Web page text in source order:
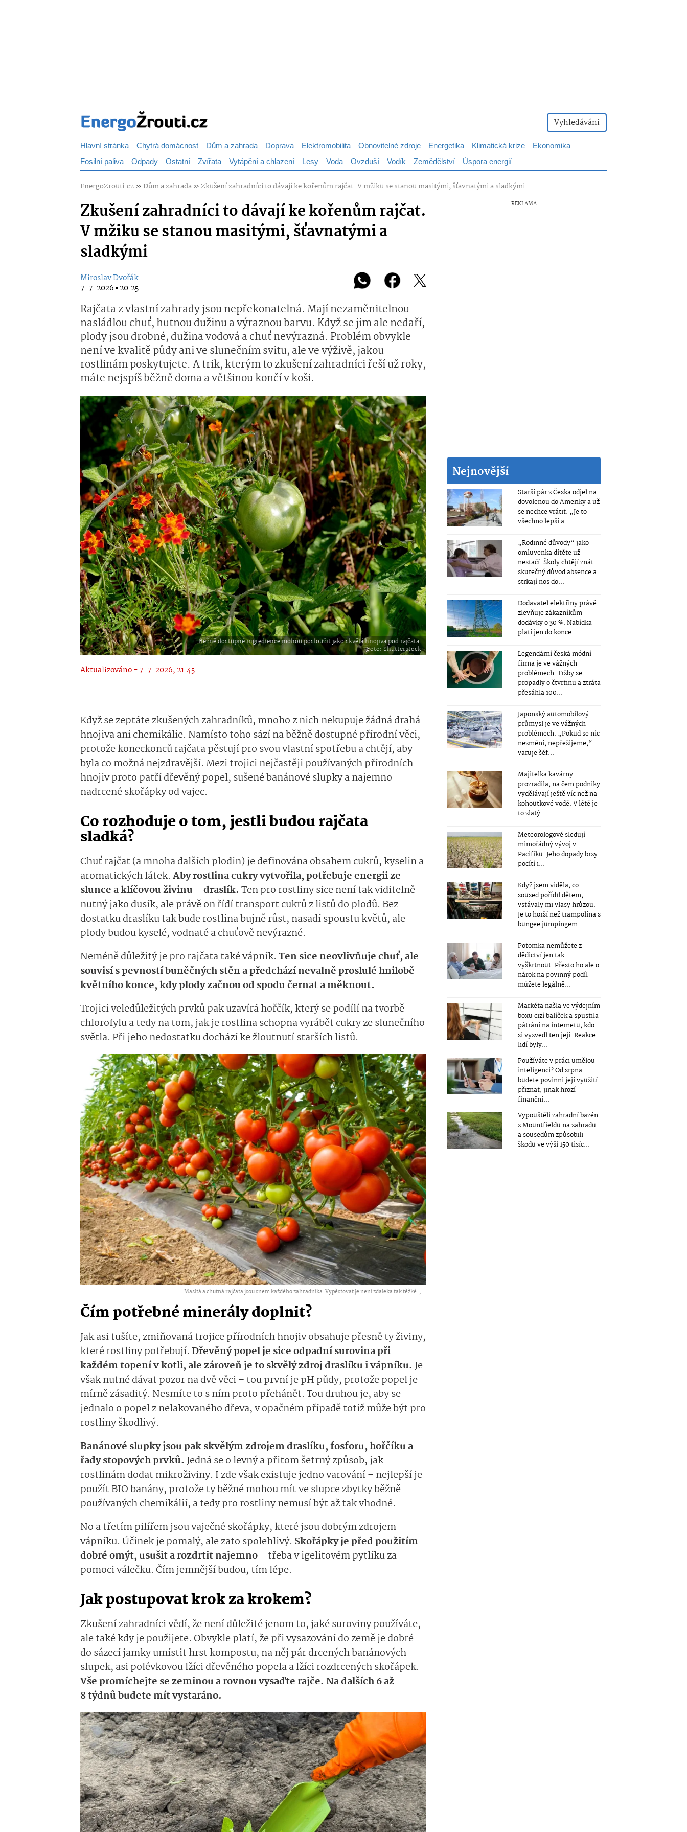
Vyhledávání
Hlavní stránka Chytrá domácnost Dům a zahrada Doprava Elektromobilita Obnovitelné zdroje Energetika Klimatická krize
Ekonomika
Fosilní paliva Odpady Ostatní Zvířata Vytápění a chlazení Lesy Voda Ovzduší Vodík Zemědělství Úspora energií
EnergoZrouti.cz»Dům a zahrada»Zkušení zahradníci to dávají ke kořenům rajčat. V mžiku se stanou masitými, šťavnatými a sladkými
Zkušení zahradníci to dávají ke kořenům rajčat.
V mžiku se stanou masitými, šťavnatými a
sladkými
Miroslav Dvořák
7. 7. 2026 ▪ 20:25
Rajčata z vlastní zahrady jsou nepřekonatelná. Mají nezaměnitelnou
nasládlou chuť, hutnou dužinu a výraznou barvu. Když se jim ale nedaří,
plody jsou drobné, dužina vodová a chuť nevýrazná. Problém obvykle
není ve kvalitě půdy ani ve slunečním svitu, ale ve výživě, jakou
rostlinám poskytujete. A trik, kterým to zkušení zahradníci řeší už roky,
máte nejspíš běžně doma a většinou končí v koši.
Běžně dostupné ingredience mohou posloužit jako skvělá hnojiva pod rajčata.
Foto: Shutterstock
Aktualizováno - 7. 7. 2026, 21:45
Když se zeptáte zkušených zahradníků, mnoho z nich nekupuje žádná drahá
hnojiva ani chemikálie. Namísto toho sází na běžně dostupné přírodní věci,
protože koneckonců rajčata pěstují pro svou vlastní spotřebu a chtějí, aby
byla co možná nejzdravější. Mezi trojici nejčastěji používaných přírodních
hnojiv proto patří dřevěný popel, sušené banánové slupky a najemno
nadrcené skořápky od vajec.
Co rozhoduje o tom, jestli budou rajčata
sladká?
Chuť rajčat (a mnoha dalších plodin) je definována obsahem cukrů, kyselin a
aromatických látek. Aby rostlina cukry vytvořila, potřebuje energii ze
slunce a klíčovou živinu – draslík. Ten pro rostliny sice není tak viditelně
nutný jako dusík, ale právě on řídí transport cukrů z listů do plodů. Bez
dostatku draslíku tak bude rostlina bujně růst, nasadí spoustu květů, ale
plody budou kyselé, vodnaté a chuťově nevýrazné.
Neméně důležitý je pro rajčata také vápník. Ten sice neovlivňuje chuť, ale
souvisí s pevností buněčných stěn a předchází nevalně proslulé hnilobě
květního konce, kdy plody začnou od spodu černat a měknout.
Trojici veledůležitých prvků pak uzavírá hořčík, který se podílí na tvorbě
chlorofylu a tedy na tom, jak je rostlina schopna vyrábět cukry ze slunečního
světla. Při jeho nedostatku dochází ke žloutnutí starších listů.
Masitá a chutná rajčata jsou snem každého zahradníka. Vypěstovat je není zdaleka tak těžké. ,...
Čím potřebné minerály doplnit?
Jak asi tušíte, zmiňovaná trojice přírodních hnojiv obsahuje přesně ty živiny,
které rostliny potřebují. Dřevěný popel je sice odpadní surovina při
každém topení v kotli, ale zároveň je to skvělý zdroj draslíku i vápníku. Je
však nutné dávat pozor na dvě věci – tou první je pH půdy, protože popel je
mírně zásaditý. Nesmíte to s ním proto přehánět. Tou druhou je, aby se
jednalo o popel z nelakovaného dřeva, v opačném případě totiž může být pro
rostliny škodlivý.
Banánové slupky jsou pak skvělým zdrojem draslíku, fosforu, hořčíku a
řady stopových prvků. Jedná se o levný a přitom šetrný způsob, jak
rostlinám dodat mikroživiny. I zde však existuje jedno varování – nejlepší je
použít BIO banány, protože ty běžné mohou mít ve slupce zbytky běžně
používaných chemikálií, a tedy pro rostliny nemusí být až tak vhodné.
No a třetím pilířem jsou vaječné skořápky, které jsou dobrým zdrojem
vápníku. Účinek je pomalý, ale zato spolehlivý. Skořápky je před použitím
dobré omýt, usušit a rozdrtit najemno– třeba v igelitovém pytlíku za
pomoci válečku. Čím jemnější budou, tím lépe.
Jak postupovat krok za krokem?
Zkušení zahradníci vědí, že není důležité jenom to, jaké suroviny používáte,
ale také kdy je použijete. Obvykle platí, že při vysazování do země je dobré
do sázecí jamky umístit hrst kompostu, na něj pár drcených banánových
slupek, asi polévkovou lžíci dřevěného popela a lžíci rozdrcených skořápek.
Vše promíchejte se zeminou a rovnou vysaďte rajče. Na dalších 6 až
8 týdnů budete mít vystaráno.
Nejnovější
Starší pár z Česka odjel na
dovolenou do Ameriky a už
se nechce vrátit: „Je to
všechno lepší a...
„Rodinné důvody“ jako
omluvenka dítěte už
nestačí. Školy chtějí znát
skutečný důvod absence a
strkají nos do...
Dodavatel elektřiny právě
zlevňuje zákazníkům
dodávky o 30 %. Nabídka
platí jen do konce...
Legendární česká módní
firma je ve vážných
problémech. Tržby se
propadly o čtvrtinu a ztráta
přesáhla 100...
Japonský automobilový
průmysl je ve vážných
problémech. „Pokud se nic
nezmění, nepřežijeme,“
varuje šéf...
Majitelka kavárny
prozradila, na čem podniky
vydělávají ještě víc než na
kohoutkové vodě. V létě je
to zlatý...
Meteorologové sledují
mimořádný vývoj v
Pacifiku. Jeho dopady brzy
pocítí i...
Když jsem viděla, co
soused pořídil dětem,
vstávaly mi vlasy hrůzou.
Je to horší než trampolína s
bungee jumpingem...
Potomka nemůžete z
dědictví jen tak
vyškrtnout. Přesto ho ale o
nárok na povinný podíl
můžete legálně...
Markéta našla ve výdejním
boxu cizí balíček a spustila
pátrání na internetu, kdo
si vyzvedl ten její. Reakce
lidí byly...
Používáte v práci umělou
inteligenci? Od srpna
budete povinni její využití
přiznat, jinak hrozí
finanční...
Vypouštěli zahradní bazén
z Mountfieldu na zahradu
a sousedům způsobili
škodu ve výši 150 tisíc...